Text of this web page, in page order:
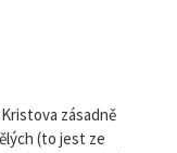
zásadně
(to jest ze